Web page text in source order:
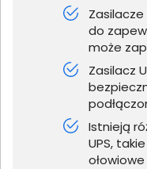
do
może
Zasilacz
Istnieją
UPS,